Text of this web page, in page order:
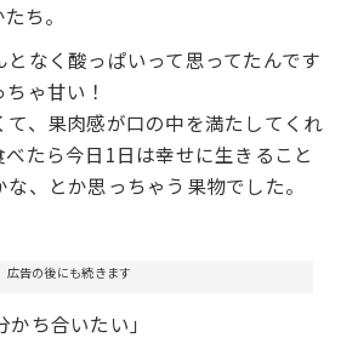
ち。
なく酸っぱいって思ってたんです
ゃ甘い！
、果肉感が口の中を満たしてくれ
たら今日1日は幸せに生きること
、とか思っちゃう果物でした。
広告の後にも続きます
ち合いたい」